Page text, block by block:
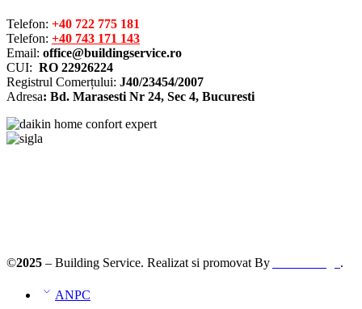
Telefon: +40 722 775 181
Telefon: +40 743 171 143
Email: office@buildingservice.ro
CUI: RO 22926224
Registrul Comerțului: J40/23454/2007
Adresa: Bd. Marasesti Nr 24, Sec 4, Bucuresti
©2025 – Building Service. Realizat si promovat By .
ANPC